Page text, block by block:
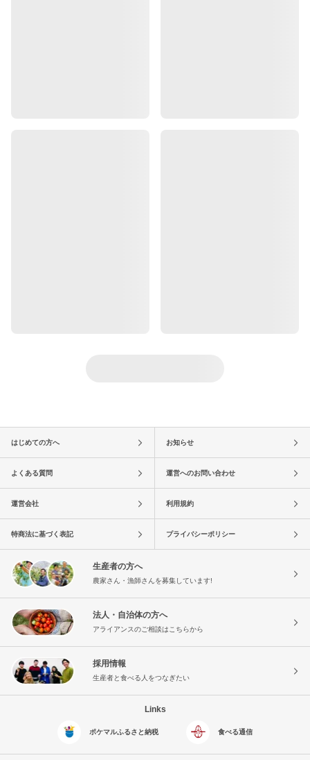
はじめての方へ お知らせ
よくある質問 運営へのお問い合わせ
運営会社 利用規約
特商法に基づく表記 プライバシーポリシー
生産者の方へ
農家さん・漁師さんを募集しています!
法人・自治体の方へ
アライアンスのご相談はこちらから
採用情報
生産者と食べる人をつなぎたい
Links
ポケマルふるさと納税 食べる通信